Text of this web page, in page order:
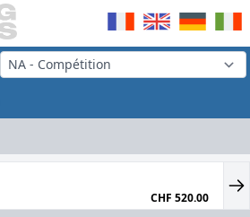
CHF 520.00